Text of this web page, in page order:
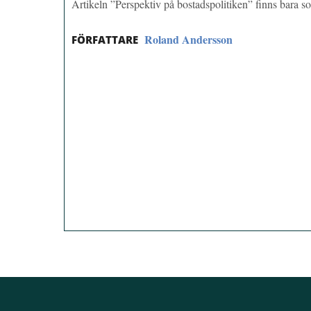
Artikeln ”Perspektiv på bostadspolitiken” finns bara
FÖRFATTARE Roland Andersson